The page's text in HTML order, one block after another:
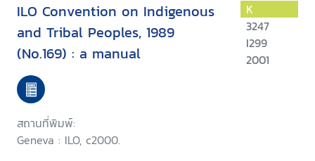
ILO Convention on Indigenous
and Tribal Peoples, 1989
(No.169) : a manual
สถานที่พิมพ์:
Geneva : ILO, c2000.
K
3247
I299
2001